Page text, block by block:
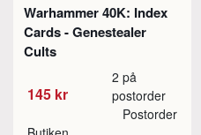
Warhammer 40K: Index
Cards - Genestealer
Cults
145 kr
2 på
postorder
Postorder